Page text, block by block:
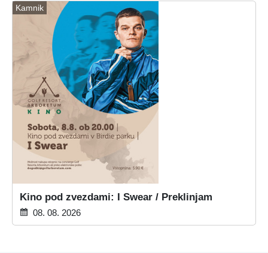
Kamnik
Kino pod zvezdami: I Swear / Preklinjam
08. 08. 2026